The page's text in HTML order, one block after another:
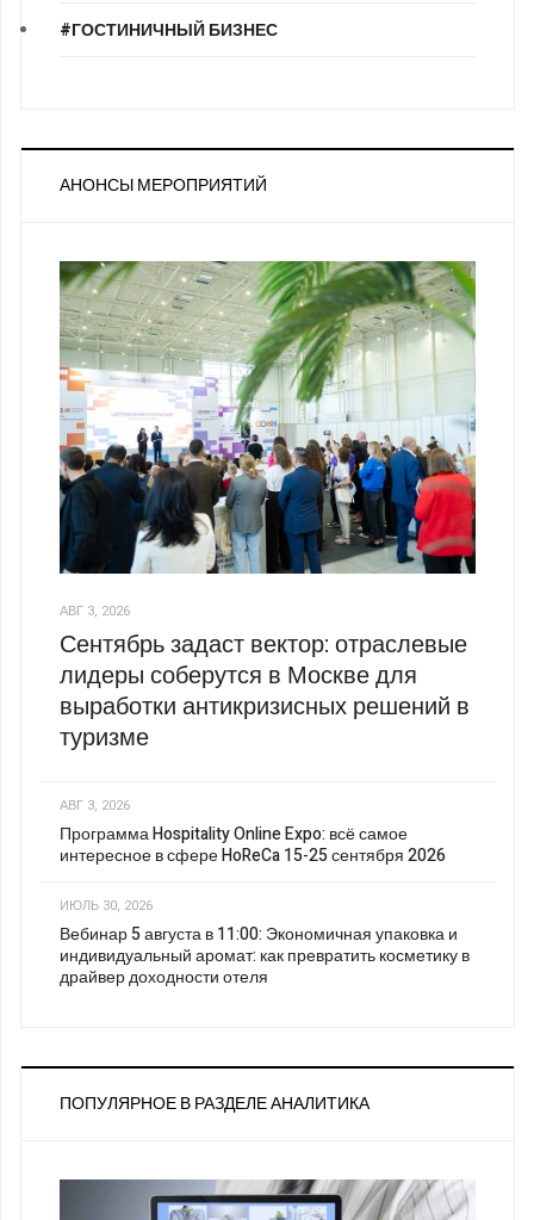
#ГОСТИНИЧНЫЙ БИЗНЕС
АНОНСЫ МЕРОПРИЯТИЙ
АВГ 3, 2026
Сентябрь задаст вектор: отраслевые
лидеры соберутся в Москве для
выработки антикризисных решений в
туризме
АВГ 3, 2026
Программа Hospitality Online Expo: всё самое
интересное в сфере HoReCa 15-25 сентября 2026
ИЮЛЬ 30, 2026
Вебинар 5 августа в 11:00: Экономичная упаковка и
индивидуальный аромат: как превратить косметику в
драйвер доходности отеля
ПОПУЛЯРНОЕ В РАЗДЕЛЕ АНАЛИТИКА